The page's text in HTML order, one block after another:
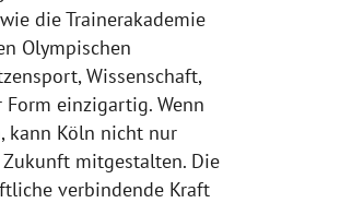
die Trainerakademie
Olympischen
Wissenschaft,
einzigartig. Wenn
kann Köln nicht nur
mitgestalten. Die
verbindende Kraft